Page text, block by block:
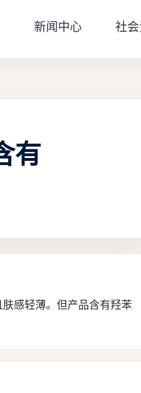
新闻中心 社
有
感轻薄。但产品含有羟苯